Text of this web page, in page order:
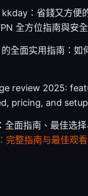
：省錢又方便
全方位指南與安
全面实用指南：如
review 2025:
pricing, and
全面指南、最佳选
完整指南与最佳观